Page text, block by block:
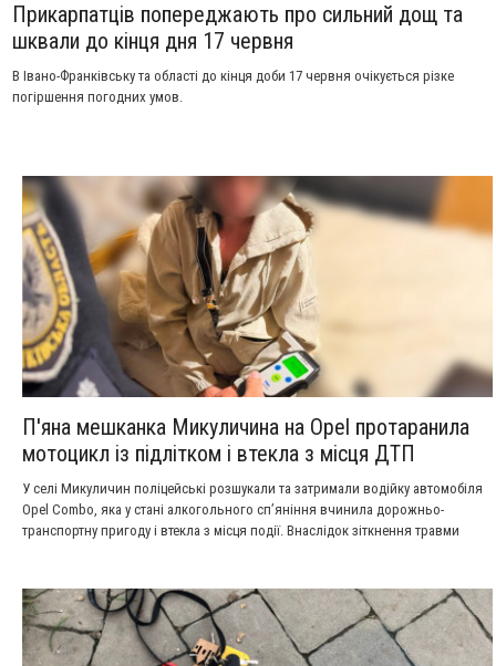
Прикарпатців попереджають про сильний дощ та
шквали до кінця дня 17 червня
В Івано-Франківську та області до кінця доби 17 червня очікується різке
погіршення погодних умов.
П'яна мешканка Микуличина на Opel протаранила
мотоцикл із підлітком і втекла з місця ДТП
У селі Микуличин поліцейські розшукали та затримали водійку автомобіля
Opel Combo, яка у стані алкогольного сп’яніння вчинила дорожньо-
транспортну пригоду і втекла з місця події. Внаслідок зіткнення травми